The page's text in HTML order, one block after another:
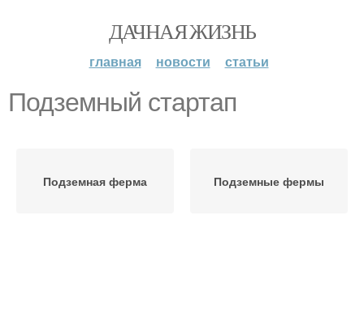
ДАЧНАЯ ЖИЗНЬ
главная новости статьи
Подземный стартап
Подземная ферма Подземные фермы